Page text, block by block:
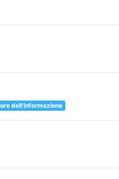
dell'informazione